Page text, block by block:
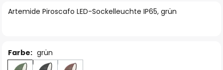
Artemide Piroscafo LED-Sockelleuchte IP65, grün
Farbe: grün